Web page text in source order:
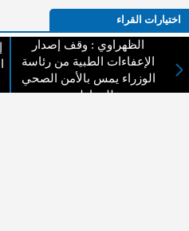
اختيارات القراء
لا يوجد مقالات
الظهراوي : وقف إصدار
الإعفاءات الطبية من رئاسة
الوزراء يمس بالأمن الصحي
للمواطنين